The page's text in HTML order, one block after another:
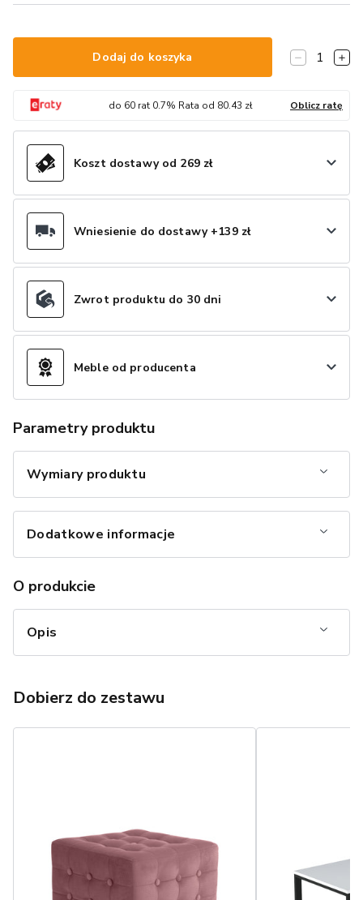
Dodaj do koszyka 1
do 60 rat 0.7% Rata od 80.43 zł Oblicz ratę
Koszt dostawy od 269 zł
Wniesienie do dostawy +139 zł
Zwrot produktu do 30 dni
Meble od producenta
Parametry produktu
Wymiary produktu
Dodatkowe informacje
O produkcie
Opis
Dobierz do zestawu